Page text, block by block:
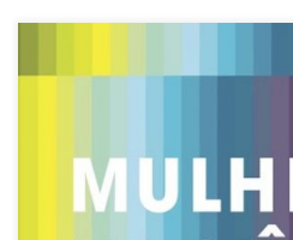
do livro “Mulheres na Ciência”, que inclui mais
Sete dos rostos são da Universidade do Minho,
Medicina, Engenharia, Direito e do Instituto de